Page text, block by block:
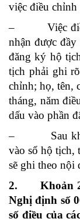
việc điều chỉnh
– Việc điều
nhận được
đăng ký hộ
tịch phải ghi
chỉnh; họ, tên,
tháng, năm
dấu vào phần
– Sau khi
vào sổ hộ tịch,
sẽ ghi theo nội
2. Khoản 2
Nghị định số
số điều của